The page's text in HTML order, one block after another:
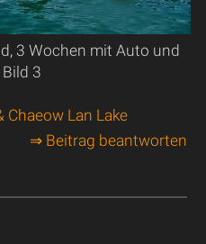
3 Wochen mit Auto und
3
Lan Lake
⇒ Beitrag beantworten